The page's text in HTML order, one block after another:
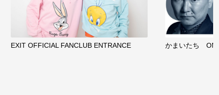
EXIT OFFICIAL FANCLUB ENTRANCE かまいたち